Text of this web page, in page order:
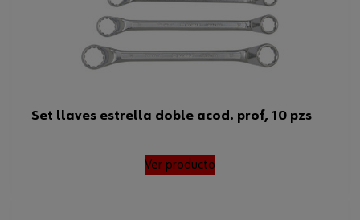
Set llaves estrella doble acod. prof, 10 pzs
Ver producto